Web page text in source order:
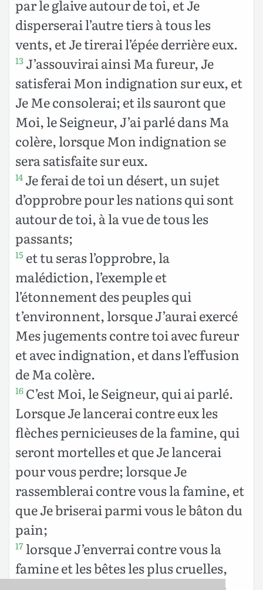
par le glaive autour de toi, et Je
disperserai l’autre tiers à tous les
vents, et Je tirerai l’épée derrière eux.
13 J’assouvirai ainsi Ma fureur, Je
satisferai Mon indignation sur eux, et
Je Me consolerai; et ils sauront que
Moi, le Seigneur, J’ai parlé dans Ma
colère, lorsque Mon indignation se
sera satisfaite sur eux.
14 Je ferai de toi un désert, un sujet
d’opprobre pour les nations qui sont
autour de toi, à la vue de tous les
passants;
15 et tu seras l’opprobre, la
malédiction, l’exemple et
l’étonnement des peuples qui
t’environnent, lorsque J’aurai exercé
Mes jugements contre toi avec fureur
et avec indignation, et dans l’effusion
de Ma colère.
16 C’est Moi, le Seigneur, qui ai parlé.
Lorsque Je lancerai contre eux les
flèches pernicieuses de la famine, qui
seront mortelles et que Je lancerai
pour vous perdre; lorsque Je
rassemblerai contre vous la famine, et
que Je briserai parmi vous le bâton du
pain;
17 lorsque J’enverrai contre vous la
famine et les bêtes les plus cruelles,